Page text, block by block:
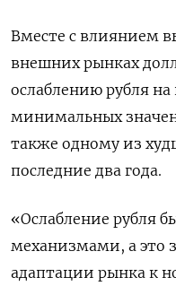
Вместе с влиянием
внешних рынках
ослаблению рубля
минимальных
также одному из
последние два года.
«Ослабление рубля
механизмами, а это
адаптации рынка к